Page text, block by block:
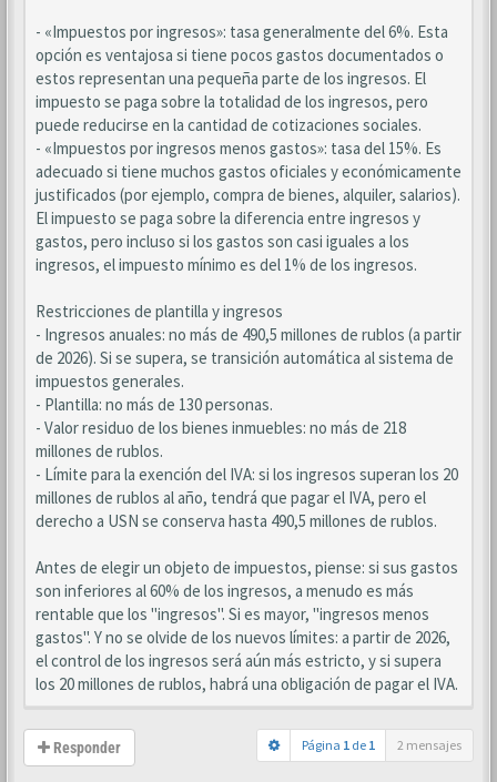
- «Impuestos por ingresos»: tasa generalmente del 6%. Esta
opción es ventajosa si tiene pocos gastos documentados o
estos representan una pequeña parte de los ingresos. El
impuesto se paga sobre la totalidad de los ingresos, pero
puede reducirse en la cantidad de cotizaciones sociales.
- «Impuestos por ingresos menos gastos»: tasa del 15%. Es
adecuado si tiene muchos gastos oficiales y económicamente
justificados (por ejemplo, compra de bienes, alquiler, salarios).
El impuesto se paga sobre la diferencia entre ingresos y
gastos, pero incluso si los gastos son casi iguales a los
ingresos, el impuesto mínimo es del 1% de los ingresos.
Restricciones de plantilla y ingresos
- Ingresos anuales: no más de 490,5 millones de rublos (a partir
de 2026). Si se supera, se transición automática al sistema de
impuestos generales.
- Plantilla: no más de 130 personas.
- Valor residuo de los bienes inmuebles: no más de 218
millones de rublos.
- Límite para la exención del IVA: si los ingresos superan los 20
millones de rublos al año, tendrá que pagar el IVA, pero el
derecho a USN se conserva hasta 490,5 millones de rublos.
Antes de elegir un objeto de impuestos, piense: si sus gastos
son inferiores al 60% de los ingresos, a menudo es más
rentable que los "ingresos". Si es mayor, "ingresos menos
gastos". Y no se olvide de los nuevos límites: a partir de 2026,
el control de los ingresos será aún más estricto, y si supera
los 20 millones de rublos, habrá una obligación de pagar el IVA.
Responder Página 1 de 1 2 mensajes